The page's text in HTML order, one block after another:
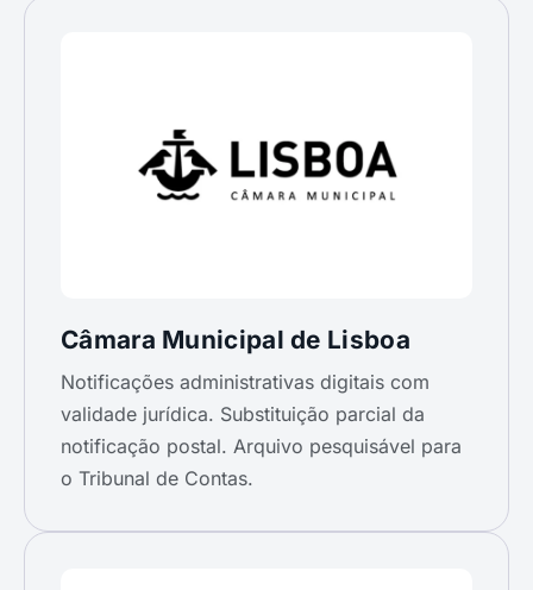
Câmara Municipal de Lisboa
Notificações administrativas digitais com
validade jurídica. Substituição parcial da
notificação postal. Arquivo pesquisável para
o Tribunal de Contas.